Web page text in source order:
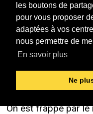
les boutons de
pour vous proposer
adaptées à vos
nous permettre de
En savoir plus
Ne
Un refrain qui
Le refrain reprend
inconditionnelle :
/ On ne
difficile, fragile / On
On est frappé par